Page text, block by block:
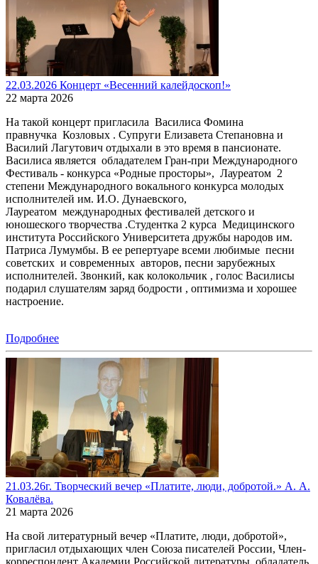
22.03.2026 Концерт «Весенний калейдоскоп!»
22 марта 2026
На такой концерт пригласила Василиса Фомина
правнучка Козловых . Супруги Елизавета Степановна и
Василий Лагутович отдыхали в это время в пансионате.
Василиса является обладателем Гран-при Международного
Фестиваль - конкурса «Родные просторы», Лауреатом 2
степени Международного вокального конкурса молодых
исполнителей им. И.О. Дунаевского,
Лауреатом международных фестивалей детского и
юношеского творчества .Студентка 2 курса Медицинского
института Российского Университета дружбы народов им.
Патриса Лумумбы. В ее репертуаре всеми любимые песни
советских и современных авторов, песни зарубежных
исполнителей. Звонкий, как колокольчик , голос Василисы
подарил слушателям заряд бодрости , оптимизма и хорошее
настроение.
Подробнее
21.03.26г. Творческий вечер «Платите, люди, добротой.» А. А.
Ковалёва.
21 марта 2026
На свой литературный вечер «Платите, люди, добротой»,
пригласил отдыхающих член Союза писателей России, Член-